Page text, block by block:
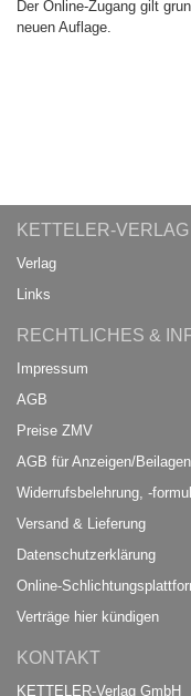
Der Online-Zugang gilt
neuen Auflage.
KETTELER-VERLAG
Verlag
Links
RECHTLICHES &
Impressum
AGB
Preise ZMV
AGB für Anzeigen/Beilagen
Widerrufsbelehrung, -
Versand & Lieferung
Datenschutzerklärung
Online-
Verträge hier kündigen
KONTAKT
KETTELER-Verlag GmbH